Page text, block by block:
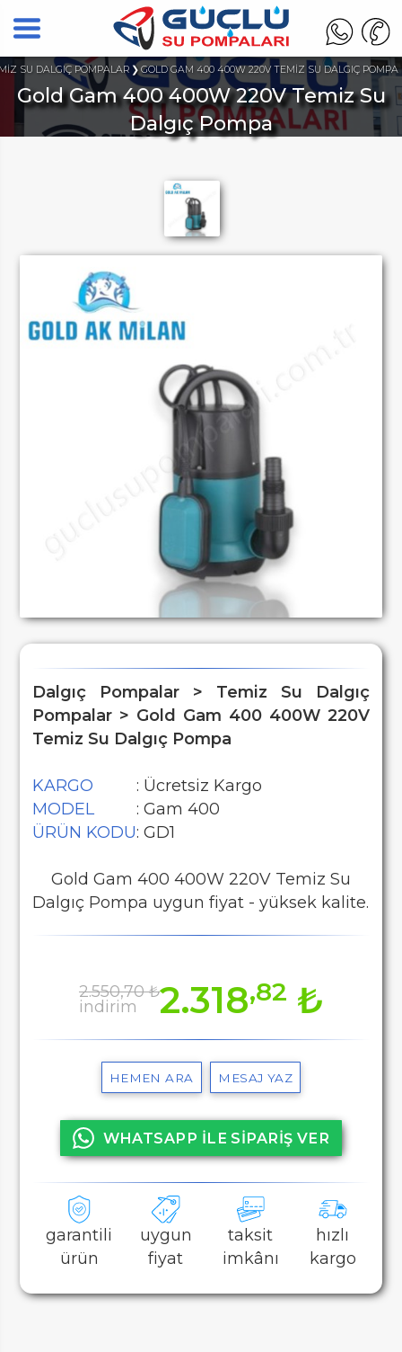
SU DALGIÇ POMPALAR GOLD GAM 400 400W 220V TEMİZ SU DALGIÇ POMPA
Gold Gam 400 400W 220V Temiz Su
Dalgıç Pompa
Dalgıç Pompalar > Temiz Su Dalgıç
Pompalar > Gold Gam 400 400W 220V
Temiz Su Dalgıç Pompa
KARGO
: Ücretsiz Kargo
MODEL
: Gam 400
ÜRÜN KODU: GD1
Gold Gam 400 400W 220V Temiz Su
Dalgıç Pompa uygun fiyat - yüksek kalite.
2.550,70 ₺
indirim
2.318,82 ₺
HEMEN ARA MESAJ YAZ
WHATSAPP İLE SİPARİŞ VER
garantili
ürün
uygun
fiyat
taksit
imkânı
hızlı
kargo